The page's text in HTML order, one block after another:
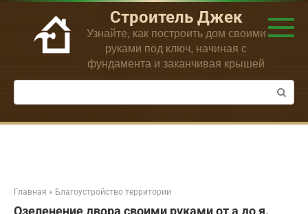
Перейти
контенту
Строитель Джек
Узнайте, как построить дом своими
руками под ключ, начиная с
фундамента и заканчивая крышей
Поиск:
Главная » Благоустройство территории
Озеленение двора своими руками от а до я.